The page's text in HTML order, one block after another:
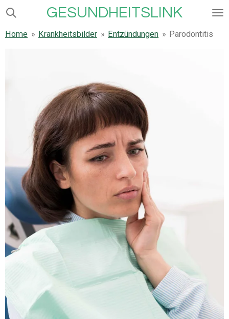
Zum
springen
GESUNDHEITSLINK
Home » Krankheitsbilder » Entzündungen » Parodontitis